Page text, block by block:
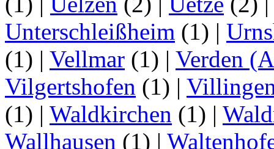
Unterschleißheim (1) |
(1) | Vellmar (1) | Verden
Vilgertshofen (1) |
(1) | Waldkirchen (1) |
Wallhausen (1) |